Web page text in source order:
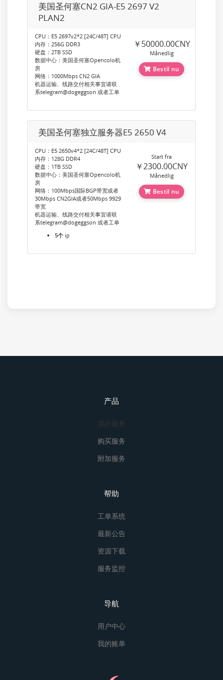
美国圣何塞CN2 GIA-E5 2697 V2
PLAN2
CPU：E5 2697v2*2 [24C/48T] CPU
内存：256G DDR3
硬盘：2TB SSD
数据中心：美国圣何塞Opencolo机
房
网络：1000Mbps CN2 GIA
机器运输、线路交付相关事宜请联
系telegram@dogeggson 或者工单
￥50000.00CNY
Månedlig
Bestil nu
美国圣何塞独立服务器E5 2650 V4
CPU：E5 2650v4*2 [24C/48T] CPU
内存：128G DDR4
硬盘：1TB SSD
数据中心：美国圣何塞Opencolo机
房
网络：100Mbps国际BGP带宽或者
30Mbps CN2GIA或者50Mbps 9929
带宽
机器运输、线路交付相关事宜请联
系telegram@dogeggson 或者工单
5个 ip
Start fra
￥2300.00CNY
Månedlig
Bestil nu
产品
我的服务
购买服务
附加服务
帮助
工单系统
最新公告
资源下载
服务监控
导航
用户中心
我的账单